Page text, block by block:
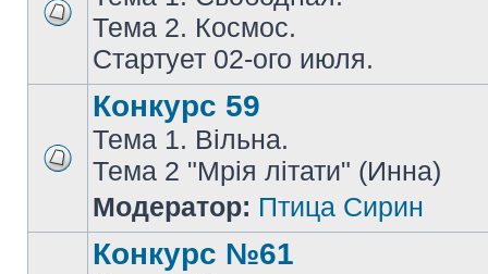
Тема 2. Космос.
Стартует 02-ого июля.
Конкурс 59
Тема 1. Вільна.
Тема 2 "Мрія літати" (Инна)
Модератор: Птица Сирин
Конкурс №61